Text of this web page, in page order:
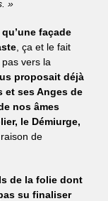
»
façade
, ça et le fait
vers la
proposait déjà
et ses Anges de
nos âmes
le Démiurge,
de
de la folie dont
su finaliser